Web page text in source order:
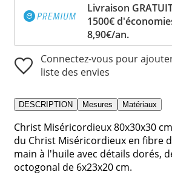
Livraison
1500€
8,90€/an.
Connectez-vous pour
liste des envies
DESCRIPTION Mesures Matériaux
Christ Miséricordieux 80x30x30
du Christ Miséricordieux en fibre
main à l'huile avec détails dorés,
octogonal de 6x23x20 cm.